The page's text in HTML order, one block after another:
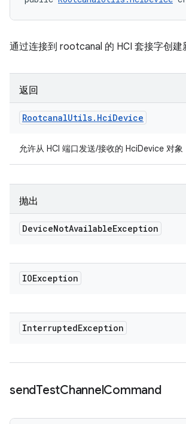
通过连接到 rootcanal 的 HCI 套接字创建
返回
RootcanalUtils. HciDevice
允许从 HCI 端口发送/接收的 HciDevice 对象
抛出
DeviceNotAvailableException
IOException
InterruptedException
sendTestChannelCommand